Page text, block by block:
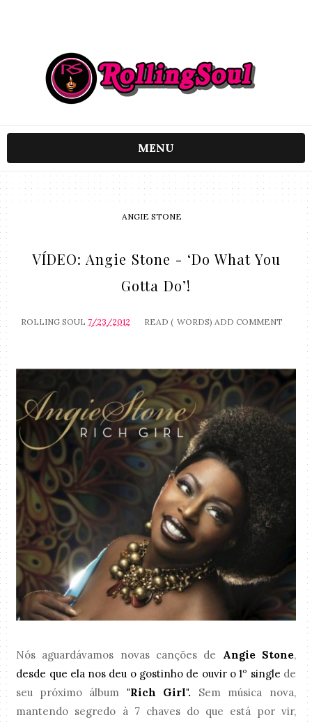
MENU
ANGIE STONE
VÍDEO: Angie Stone - ‘Do What You
Gotta Do’!
ROLLING SOUL 7/23/2012 READ ( WORDS) ADD COMMENT
Nós aguardávamos novas canções de Angie Stone,
desde que ela nos deu o gostinho de ouvir o 1º single de
seu próximo álbum "Rich Girl". Sem música nova,
mantendo segredo à 7 chaves do que está por vir,